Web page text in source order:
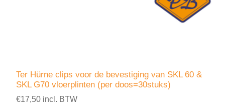
Ter Hürne clips voor de bevestiging van SKL 60 &
SKL G70 vloerplinten (per doos=30stuks)
€17,50 incl. BTW